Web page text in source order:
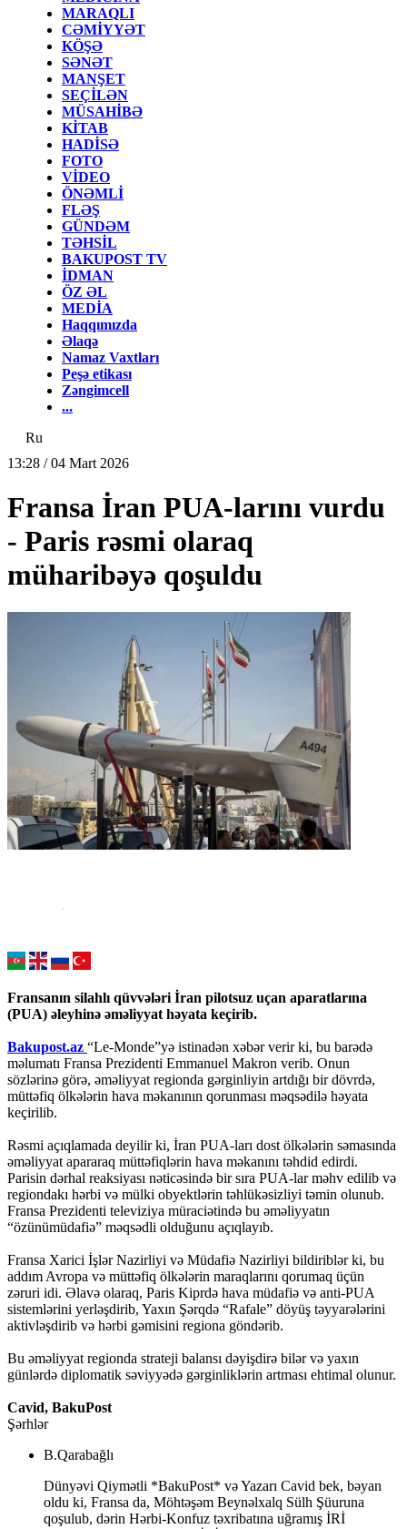
MARAQLI
CƏMİYYƏT
KÖŞƏ
SƏNƏT
MANŞET
SEÇİLƏN
MÜSAHİBƏ
KİTAB
HADİSƏ
FOTO
VİDEO
ÖNƏMLİ
FLƏŞ
GÜNDƏM
TƏHSİL
BAKUPOST TV
İDMAN
ÖZ ƏL
MEDİA
Haqqımızda
Əlaqə
Namaz Vaxtları
Peşə etikası
Zəngimcell
...
Ru
13:28 / 04 Mart 2026
Fransa İran PUA-larını vurdu
- Paris rəsmi olaraq
müharibəyə qoşuldu
Fransanın silahlı qüvvələri İran pilotsuz uçan aparatlarına
(PUA) əleyhinə əməliyyat həyata keçirib.
Bakupost.az “Le-Monde”yə istinadən xəbər verir ki, bu barədə
məlumatı Fransa Prezidenti Emmanuel Makron verib. Onun
sözlərinə görə, əməliyyat regionda gərginliyin artdığı bir dövrdə,
müttəfiq ölkələrin hava məkanının qorunması məqsədilə həyata
keçirilib.
Rəsmi açıqlamada deyilir ki, İran PUA-ları dost ölkələrin səmasında
əməliyyat apararaq müttəfiqlərin hava məkanını təhdid edirdi.
Parisin dərhal reaksiyası nəticəsində bir sıra PUA-lar məhv edilib və
regiondakı hərbi və mülki obyektlərin təhlükəsizliyi təmin olunub.
Fransa Prezidenti televiziya müraciətində bu əməliyyatın
“özünümüdafiə” məqsədli olduğunu açıqlayıb.
Fransa Xarici İşlər Nazirliyi və Müdafiə Nazirliyi bildiriblər ki, bu
addım Avropa və müttəfiq ölkələrin maraqlarını qorumaq üçün
zəruri idi. Əlavə olaraq, Paris Kiprdə hava müdafiə və anti-PUA
sistemlərini yerləşdirib, Yaxın Şərqdə “Rafale” döyüş təyyarələrini
aktivləşdirib və hərbi gəmisini regiona göndərib.
Bu əməliyyat regionda strateji balansı dəyişdirə bilər və yaxın
günlərdə diplomatik səviyyədə gərginliklərin artması ehtimal olunur.
Cavid, BakuPost
Şərhlər
B.Qarabağlı
Dünyəvi Qiymətli *BakuPost* və Yazarı Cavid bek, bəyan
oldu ki, Fransa da, Möhtəşəm Beynəlxalq Sülh Şüuruna
qoşulub, dərin Hərbi-Konfuz təxribatına uğramış İRİ